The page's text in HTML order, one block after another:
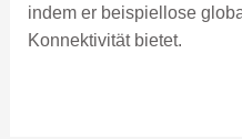
indem er beispiellose
Konnektivität bietet.